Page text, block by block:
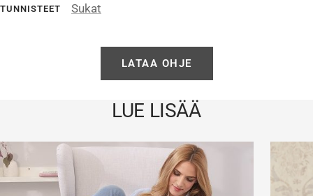
TUNNISTEET Sukat
LATAA OHJE
LUE LISÄÄ